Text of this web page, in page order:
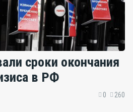
сроки окончания
в РФ
0 260